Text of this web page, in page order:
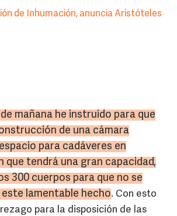
de Inhumación, anuncia Aristóteles
de mañana he instruido para que
de una cámara
para cadáveres en
que tendrá una gran capacidad,
300 cuerpos para que no se
lamentable hecho. Con esto
para la disposición de las